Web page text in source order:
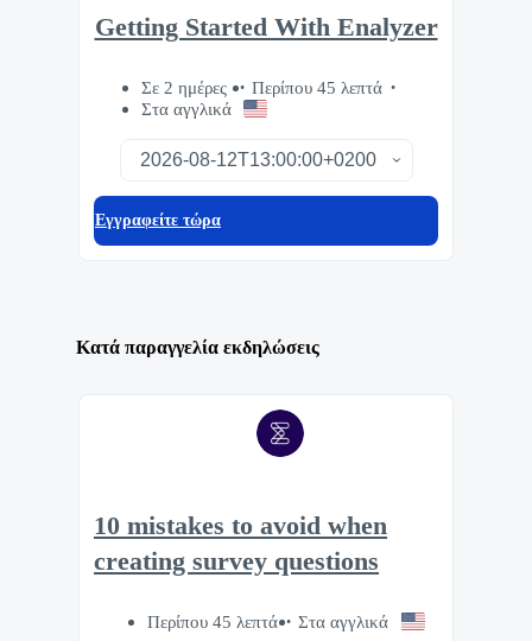
Getting Started With Enalyzer
Σε 2 ημέρες
Περίπου 45 λεπτά
Στα αγγλικά
Eγγραφείτε τώρα
Κατά παραγγελία εκδηλώσεις
10 mistakes to avoid when
creating survey questions
Περίπου 45 λεπτά Στα αγγλικά